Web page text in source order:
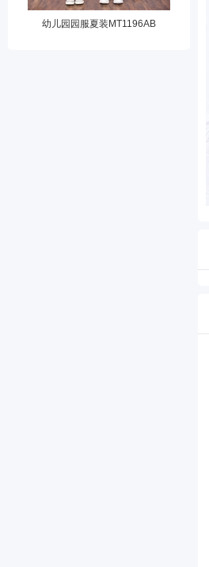
幼儿园园服夏装MT1196AB